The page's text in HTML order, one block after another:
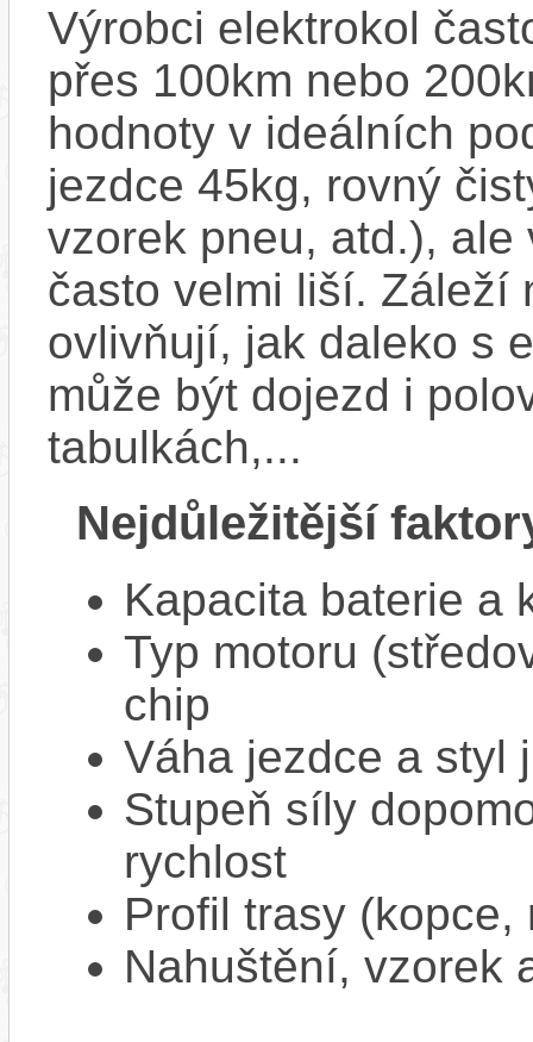
Výrobci elektrokol
přes 100km nebo
hodnoty v ideálních
jezdce 45kg, rovný
vzorek pneu, atd.),
často velmi liší. Záleží
ovlivňují, jak daleko s
může být dojezd i
tabulkách,...
Nejdůležitější
Kapacita baterie a
Typ motoru
chip
Váha jezdce a styl
Stupeň síly
rychlost
Profil trasy
Nahuštění, vzorek